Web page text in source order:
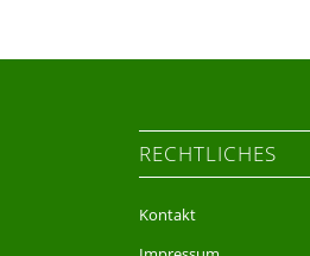
RECHTLICHES
Kontakt